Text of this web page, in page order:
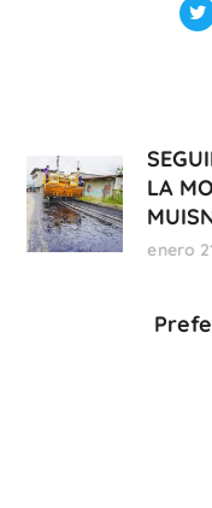
LA
enero